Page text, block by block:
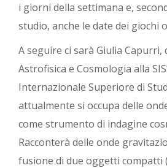
i giorni della settimana e,
studio, anche le date dei giochi
A seguire ci sarà Giulia
Astrofisica e Cosmologia alla
Internazionale Superiore di
attualmente si occupa delle
come strumento di indagine
Racconterà delle onde
fusione di due oggetti compatti